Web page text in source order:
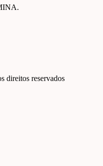
direitos reservados